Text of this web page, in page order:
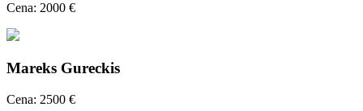
Cena: 2000 €
Mareks Gureckis
Cena: 2500 €